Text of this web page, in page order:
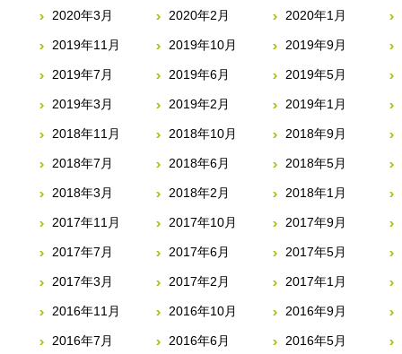
2020年3月 2020年2月 2020年1月
2019年11月 2019年10月 2019年9月
2019年7月 2019年6月 2019年5月
2019年3月 2019年2月 2019年1月
2018年11月 2018年10月 2018年9月
2018年7月 2018年6月 2018年5月
2018年3月 2018年2月 2018年1月
2017年11月 2017年10月 2017年9月
2017年7月 2017年6月 2017年5月
2017年3月 2017年2月 2017年1月
2016年11月 2016年10月 2016年9月
2016年7月 2016年6月 2016年5月